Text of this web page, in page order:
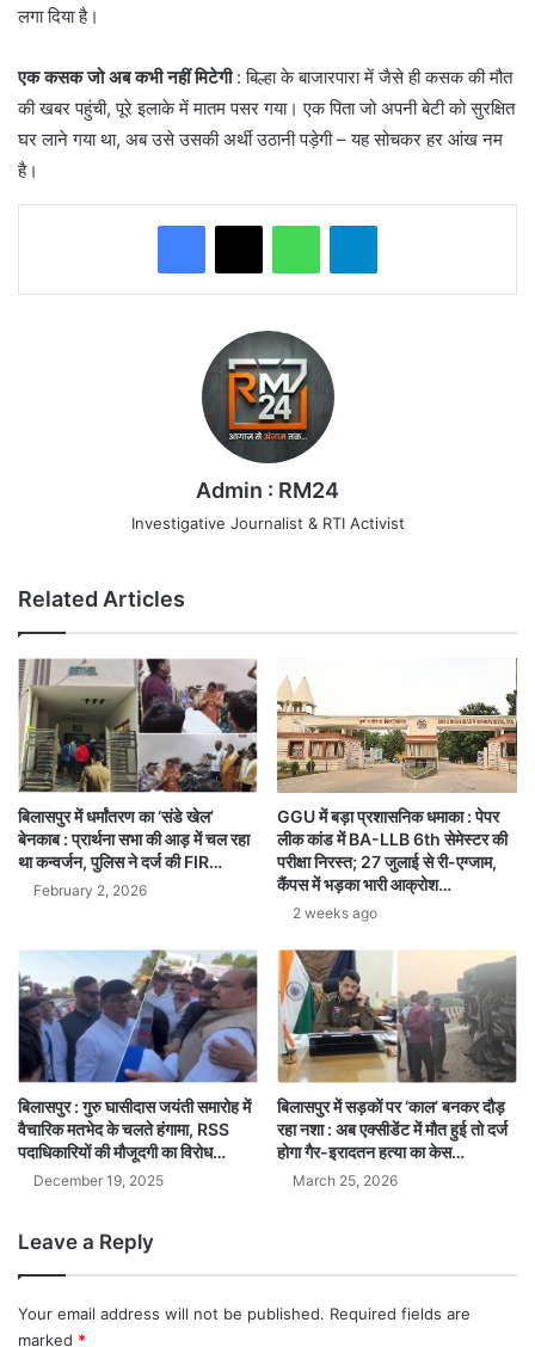
लगा दिया है।
एक कसक जो अब कभी नहीं मिटेगी: बिल्हा के बाजारपारा में जैसे ही कसक की मौत
की खबर पहुंची, पूरे इलाके में मातम पसर गया। एक पिता जो अपनी बेटी को सुरक्षित
घर लाने गया था, अब उसे उसकी अर्थी उठानी पड़ेगी – यह सोचकर हर आंख नम
है।
WhatsAppTelegram
Admin : RM24
Investigative Journalist & RTI Activist
Related Articles
बिलासपुर में धर्मांतरण का ‘संडे खेल’
बेनकाब : प्रार्थना सभा की आड़ में चल रहा
था कन्वर्जन, पुलिस ने दर्ज की FIR…
February 2, 2026
GGU में बड़ा प्रशासनिक धमाका : पेपर
लीक कांड में BA-LLB 6th सेमेस्टर की
परीक्षा निरस्त; 27 जुलाई से री-एग्जाम,
कैंपस में भड़का भारी आक्रोश…
2 weeks ago
बिलासपुर : गुरु घासीदास जयंती समारोह में
वैचारिक मतभेद के चलते हंगामा, RSS
पदाधिकारियों की मौजूदगी का विरोध…
December 19, 2025
बिलासपुर में सड़कों पर ‘काल’ बनकर दौड़
रहा नशा : अब एक्सीडेंट में मौत हुई तो दर्ज
होगा गैर-इरादतन हत्या का केस…
March 25, 2026
Leave a Reply
Your email address will not be published. Required fields are
marked *